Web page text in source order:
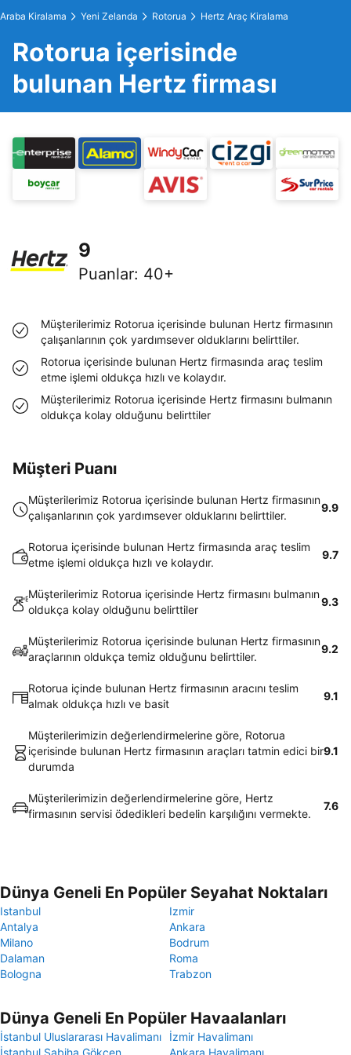
Araba Kiralama Yeni Zelanda Rotorua Hertz Araç Kiralama
Rotorua içerisinde
bulunan Hertz firması
9
Puanlar: 40+
Müşterilerimiz Rotorua içerisinde bulunan Hertz firmasının
çalışanlarının çok yardımsever olduklarını belirttiler.
Rotorua içerisinde bulunan Hertz firmasında araç teslim
etme işlemi oldukça hızlı ve kolaydır.
Müşterilerimiz Rotorua içerisinde Hertz firmasını bulmanın
oldukça kolay olduğunu belirttiler
Müşteri Puanı
Müşterilerimiz Rotorua içerisinde bulunan Hertz firmasının
çalışanlarının çok yardımsever olduklarını belirttiler.
9.9
Rotorua içerisinde bulunan Hertz firmasında araç teslim
etme işlemi oldukça hızlı ve kolaydır.
9.7
Müşterilerimiz Rotorua içerisinde Hertz firmasını bulmanın
oldukça kolay olduğunu belirttiler
9.3
Müşterilerimiz Rotorua içerisinde bulunan Hertz firmasının
araçlarının oldukça temiz olduğunu belirttiler.
9.2
Rotorua içinde bulunan Hertz firmasının aracını teslim
almak oldukça hızlı ve basit
9.1
Müşterilerimizin değerlendirmelerine göre, Rotorua
içerisinde bulunan Hertz firmasının araçları tatmin edici bir
durumda
9.1
Müşterilerimizin değerlendirmelerine göre, Hertz
firmasının servisi ödedikleri bedelin karşılığını vermekte.
7.6
Dünya Geneli En Popüler Seyahat Noktaları
Istanbul
Izmir
Antalya
Ankara
Milano
Bodrum
Dalaman
Roma
Bologna
Trabzon
Dünya Geneli En Popüler Havaalanları
İstanbul Uluslararası Havalimanı
İzmir Havalimanı
İstanbul Sabiha Gökçen
Ankara Havalimanı